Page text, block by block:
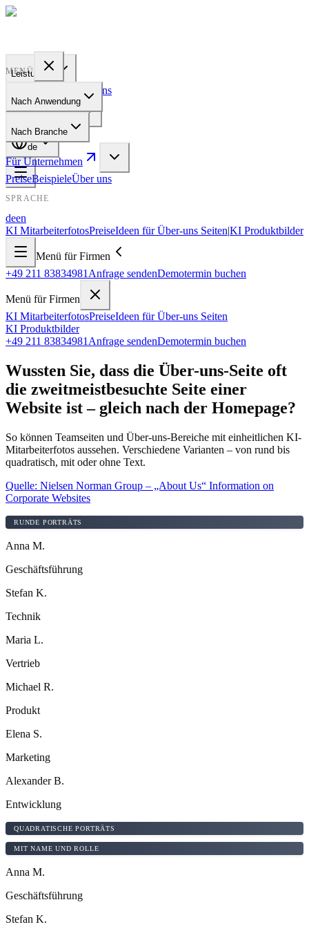
Leistungen
Über uns
de
MENÜ
Nach Anwendung
Nach Branche
Für Unternehmen
PreiseBeispieleÜber uns
SPRACHE
deen
KI MitarbeiterfotosPreiseIdeen für Über-uns Seiten|KI Produktbilder
Menü für Firmen
+49 211 83834981 Anfrage sendenDemotermin buchen
Menü für Firmen
KI MitarbeiterfotosPreiseIdeen für Über-uns Seiten
KI Produktbilder
+49 211 83834981 Anfrage sendenDemotermin buchen
Wussten Sie, dass die Über-uns-Seite oft
die zweitmeistbesuchte Seite einer
Website ist – gleich nach der Homepage?
So können Teamseiten und Über-uns-Bereiche mit einheitlichen KI-
Mitarbeiterfotos aussehen. Verschiedene Varianten – von rund bis
quadratisch, mit oder ohne Text.
Quelle: Nielsen Norman Group – „About Us“ Information on
Corporate Websites
RUNDE PORTRÄTS
Anna M.
Geschäftsführung
Stefan K.
Technik
Maria L.
Vertrieb
Michael R.
Produkt
Elena S.
Marketing
Alexander B.
Entwicklung
QUADRATISCHE PORTRÄTS
MIT NAME UND ROLLE
Anna M.
Geschäftsführung
Stefan K.